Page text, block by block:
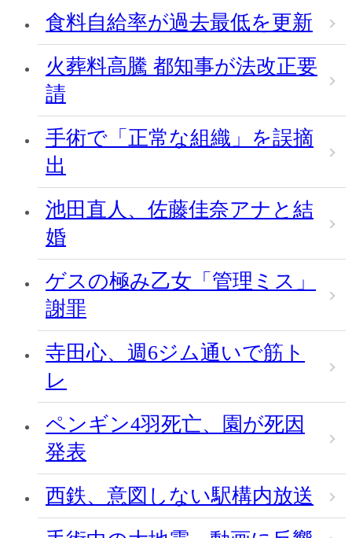
食料自給率が過去最低を更新
火葬料高騰 都知事が法改正要
請
手術で「正常な組織」を誤摘
出
池田直人、佐藤佳奈アナと結
婚
ゲスの極み乙女「管理ミス」
謝罪
寺田心、週6ジム通いで筋ト
レ
ペンギン4羽死亡、園が死因
発表
西鉄、意図しない駅構内放送